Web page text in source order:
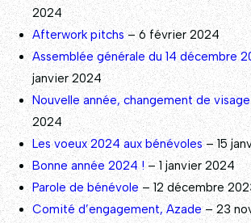
2024
Afterwork pitchs – 6 février 2024
Assemblée générale du 14 décembre
janvier 2024
Nouvelle année, changement de
2024
Les voeux 2024 aux bénévoles– 15
Bonne année 2024 !– 1 janvier 2024
Parole de bénévole – 12 décembre
Comité d’engagement, Azade– 23